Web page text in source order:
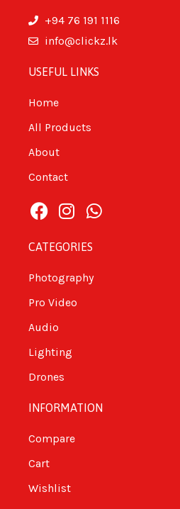
+94 76 191 1116
info@clickz.lk
USEFUL LINKS
Home
All Products
About
Contact
CATEGORIES
Photography
Pro Video
Audio
Lighting
Drones
INFORMATION
Compare
Cart
Wishlist